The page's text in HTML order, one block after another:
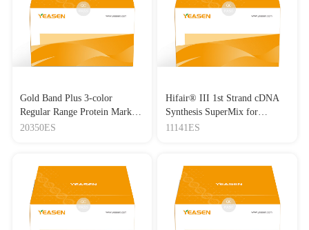
Gold Band Plus 3-color
Regular Range Protein Marker
(8-180 kDa) 三色预染蛋白质
20350ES
Hifair® III 1st Strand cDNA
Synthesis SuperMix for
qPCR(gDNA digester plus)
11141ES